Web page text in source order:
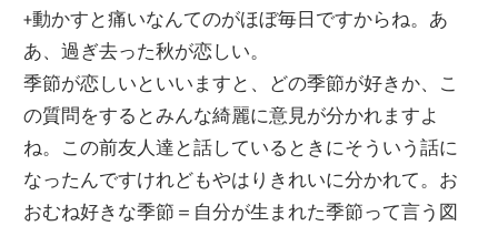
文
化
部
ー
ジ
で
す
+動かすと痛いなんてのがほぼ毎日ですからね。あ
あ、過ぎ去った秋が恋しい。
季節が恋しいといいますと、どの季節が好きか、こ
の質問をするとみんな綺麗に意見が分かれますよ
ね。この前友人達と話しているときにそういう話に
なったんですけれどもやはりきれいに分かれて。お
おむね好きな季節＝自分が生まれた季節って言う図